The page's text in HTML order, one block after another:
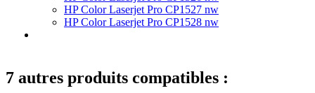
HP Color Laserjet Pro CP1527 nw
HP Color Laserjet Pro CP1528 nw
7 autres produits compatibles :